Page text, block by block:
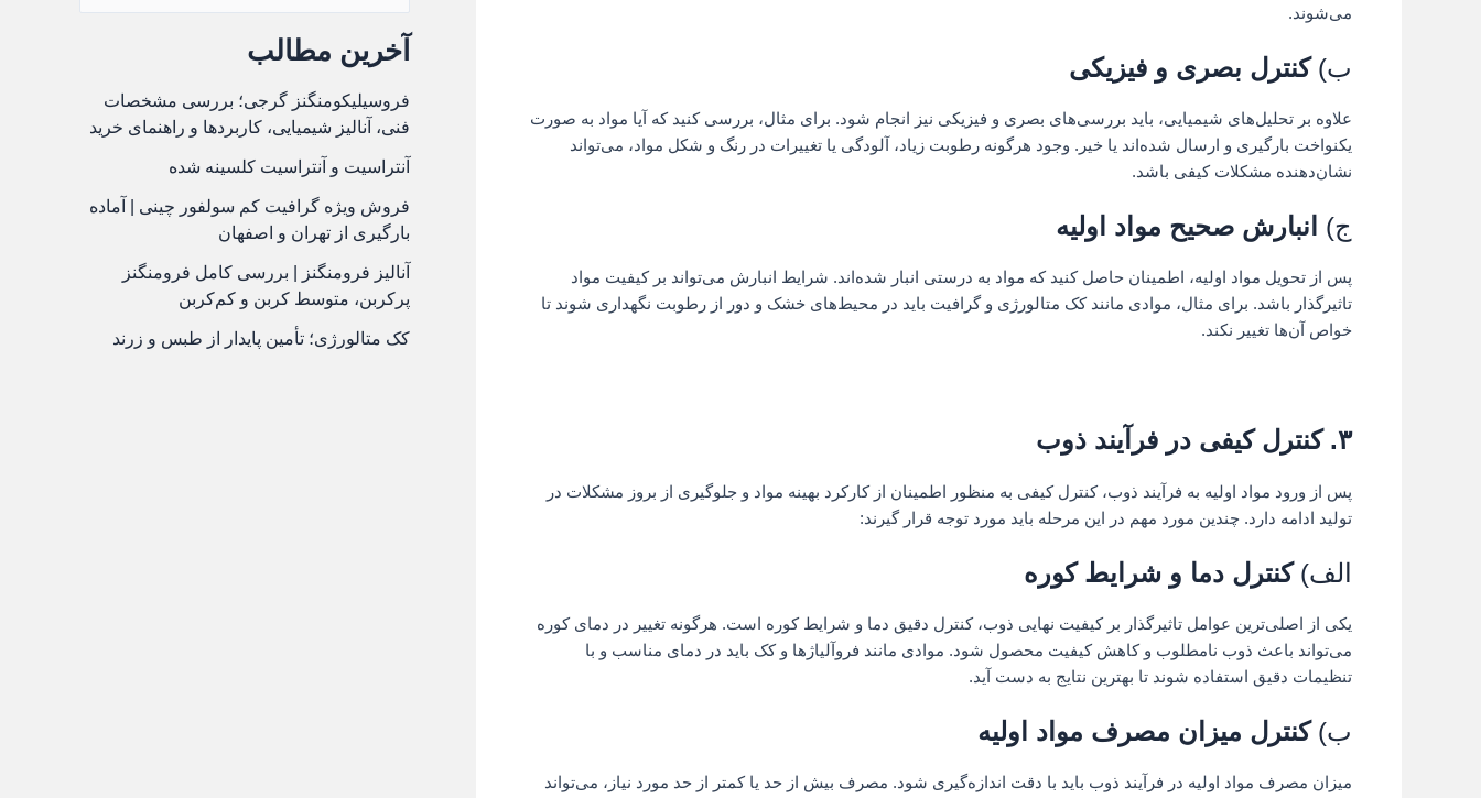
می‌شوند.
ب)کنترل بصری و فیزیکی
علاوه بر تحلیل‌های شیمیایی، باید بررسی‌های بصری و فیزیکی نیز انجام شود. برای مثال، بررسی کنید که آیا مواد به صورت
یکنواخت بارگیری و ارسال شده‌اند یا خیر. وجود هرگونه رطوبت زیاد، آلودگی یا تغییرات در رنگ و شکل مواد، می‌تواند
نشان‌دهنده مشکلات کیفی باشد.
ج) انبارش صحیح مواد اولیه
پس از تحویل مواد اولیه، اطمینان حاصل کنید که مواد به درستی انبار شده‌اند. شرایط انبارش می‌تواند بر کیفیت مواد
تاثیرگذار باشد. برای مثال، موادی مانند کک متالورژی و گرافیت باید در محیط‌های خشک و دور از رطوبت نگهداری شوند تا
خواص آن‌ها تغییر نکند.
۳. کنترل کیفی در فرآیند ذوب
پس از ورود مواد اولیه به فرآیند ذوب، کنترل کیفی به منظور اطمینان از کارکرد بهینه مواد و جلوگیری از بروز مشکلات در
تولید ادامه دارد. چندین مورد مهم در این مرحله باید مورد توجه قرار گیرند:
الف)کنترل دما و شرایط کوره
یکی از اصلی‌ترین عوامل تاثیرگذار بر کیفیت نهایی ذوب، کنترل دقیق دما و شرایط کوره است. هرگونه تغییر در دمای کوره
می‌تواند باعث ذوب نامطلوب و کاهش کیفیت محصول شود. موادی مانند فروآلیاژها و کک باید در دمای مناسب و با
تنظیمات دقیق استفاده شوند تا بهترین نتایج به دست آید.
ب)کنترل میزان مصرف مواد اولیه
میزان مصرف مواد اولیه در فرآیند ذوب باید با دقت اندازه‌گیری شود. مصرف بیش از حد یا کمتر از حد مورد نیاز، می‌تواند
ت
ج
و
ر
ا
ی
:
آخرین مطالب
فروسیلیکومنگنز گرجی؛ بررسی مشخصات
فنی، آنالیز شیمیایی، کاربردها و راهنمای خرید
آنتراسیت و آنتراسیت کلسینه شده
فروش ویژه گرافیت کم سولفور چینی | آماده
بارگیری از تهران و اصفهان
آنالیز فرومنگنز | بررسی کامل فرومنگنز
پرکربن، متوسط کربن و کم‌کربن
کک متالورژی؛ تأمین پایدار از طبس و زرند